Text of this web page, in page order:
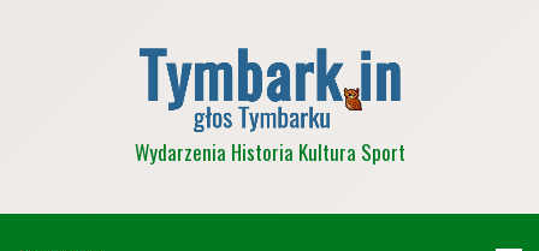
Wydarzenia Historia Kultura Sport